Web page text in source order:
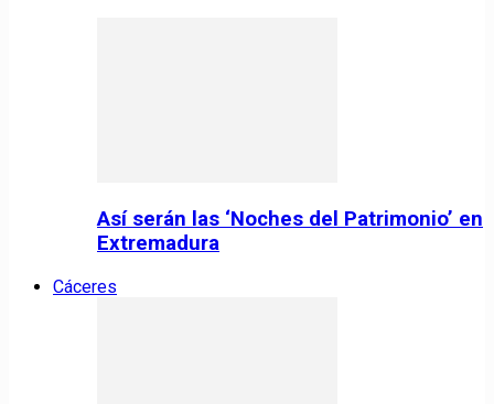
Así serán las ‘Noches del Patrimonio’ en
Extremadura
Cáceres